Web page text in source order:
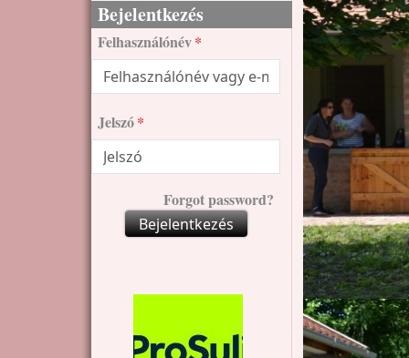
Bejelentkezés
Felhasználónév
Jelszó
Forgot password?
Bejelentkezés